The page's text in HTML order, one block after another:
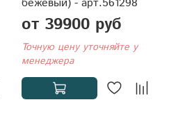
от 39900 руб
Точную цену уточняйте у
менеджера